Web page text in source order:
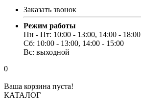
Заказать звонок
Режим работы
Пн - Пт: 10:00 - 13:00, 14:00 - 18:00
Сб: 10:00 - 13:00, 14:00 - 15:00
Вс: выходной
0
Ваша корзина пуста!
КАТАЛОГ